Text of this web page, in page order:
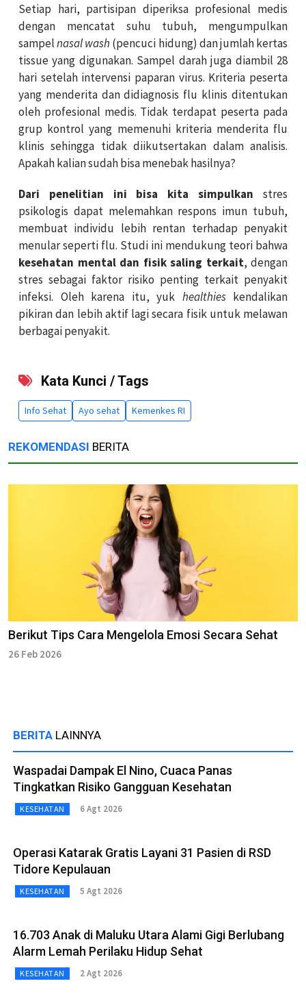
Setiap hari, partisipan diperiksa profesional medis
dengan mencatat suhu tubuh, mengumpulkan
sampelnasal wash (pencuci hidung) dan jumlah kertas
tissue yang digunakan. Sampel darah juga diambil 28
hari setelah intervensi paparan virus. Kriteria peserta
yang menderita dan didiagnosis flu klinis ditentukan
oleh profesional medis. Tidak terdapat peserta pada
grup kontrol yang memenuhi kriteria menderita flu
klinis sehingga tidak diikutsertakan dalam analisis.
Apakah kalian sudah bisa menebak hasilnya?
Dari penelitian ini bisa kita simpulkan stres
psikologis dapat melemahkan respons imun tubuh,
membuat individu lebih rentan terhadap penyakit
menular seperti flu. Studi ini mendukung teori bahwa
kesehatan mental dan fisik saling terkait, dengan
stres sebagai faktor risiko penting terkait penyakit
infeksi. Oleh karena itu, yuk healthieskendalikan
pikiran dan lebih aktif lagi secara fisik untuk melawan
berbagai penyakit.
Kata Kunci / Tags
Info Sehat Ayo sehat Kemenkes RI
REKOMENDASI BERITA
Berikut Tips Cara Mengelola Emosi Secara Sehat
26 Feb 2026
BERITA LAINNYA
Waspadai Dampak El Nino, Cuaca Panas
Tingkatkan Risiko Gangguan Kesehatan
KESEHATAN 6 Agt 2026
Operasi Katarak Gratis Layani 31 Pasien di RSD
Tidore Kepulauan
KESEHATAN 5 Agt 2026
16.703 Anak di Maluku Utara Alami Gigi Berlubang
Alarm Lemah Perilaku Hidup Sehat
KESEHATAN 2 Agt 2026